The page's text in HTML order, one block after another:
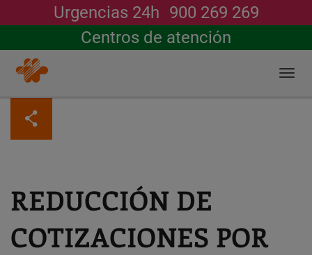
contenido
principal
Urgencias 24h 900 269 269
Centros de atención
Buscar
REDUCCIÓN DE
COTIZACIONES POR